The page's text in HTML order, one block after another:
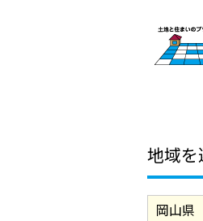
地域を
岡山県